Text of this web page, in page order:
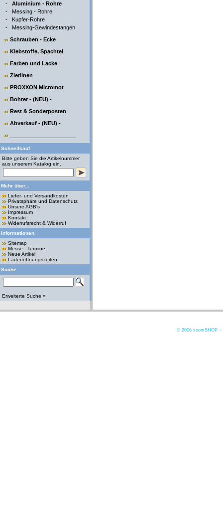
- Aluminium - Rohre
- Messing - Rohre
- Kupfer-Rohre
- Messing-Gewindestangen
Schrauben - Ecke
Klebstoffe, Spachtel
Farben und Lacke
Zierlinen
PROXXON Micromot
Bohrer - (NEU) -
Rest & Sonderposten
Abverkauf - (NEU) -
Schnellkauf
Bitte geben Sie die Artikelnummer
aus unserem Katalog ein.
Mehr über...
Liefer- und Versandkosten
Privatsphäre und Datenschutz
Unsere AGB's
Impressum
Kontakt
Widerrufsrecht & Widerruf
Informationen
Sitemap
Messe - Termine
Neue Artikel
Ladenöffnungszeiten
Suche
Erweiterte Suche »
© 2006 xoomSHOP. -